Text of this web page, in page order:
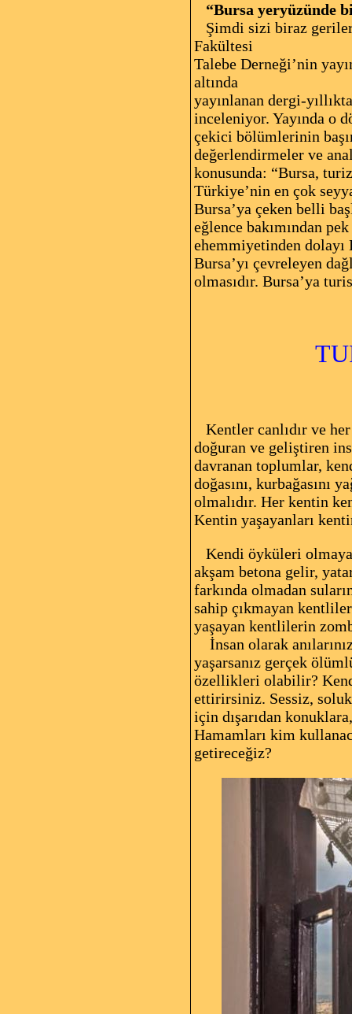
“Bursa yeryüzünde
Şimdi sizi biraz
Fakültesi
Talebe Derneği’nin
altında
yayınlanan dergi-
inceleniyor. Yayında o
çekici bölümlerinin
değerlendirmeler ve
konusunda: “Bursa,
Türkiye’nin en çok
Bursa’ya çeken belli
eğlence bakımından
ehemmiyetinden
Bursa’yı çevreleyen
olmasıdır. Bursa’ya
Kentler canlıdır ve
doğuran ve geliştiren
davranan toplumlar,
doğasını, kurbağasını
olmalıdır. Her kentin
Kentin yaşayanları
Kendi öyküleri
akşam betona gelir,
farkında olmadan
sahip çıkmayan
yaşayan kentlilerin
İnsan olarak
yaşarsanız gerçek
özellikleri olabilir?
ettirirsiniz. Sessiz,
için dışarıdan
Hamamları kim
getireceğiz?